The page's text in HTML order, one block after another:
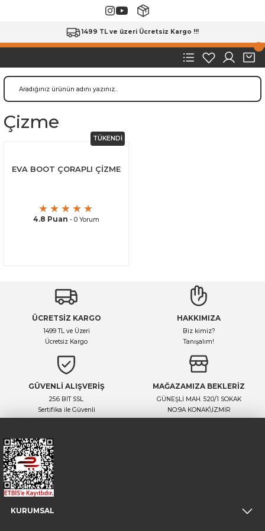
1499 TL ve üzeri Ücretsiz Kargo !!!
Çizme
TÜKENDİ
EVA BOOT ÇORAPLI ÇİZME
4.8 Puan - 0 Yorum
ÜCRETSİZ KARGO
1499 TL ve Üzeri
Ücretsiz Kargo
HAKKIMIZA
Biz kimiz?
Tanışalım!
GÜVENLİ ALIŞVERİŞ
256 BIT SSL
Sertifika ile Güvenli
MAĞAZAMIZA BEKLERİZ
GÜNEŞLİ MAH. 520/1 SOKAK
NO:9A KONAK\İZMİR
KURUMSAL